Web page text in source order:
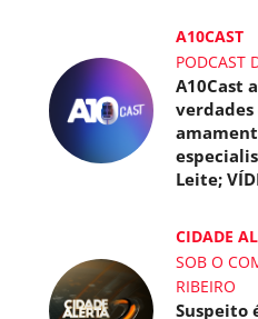
A10CAST
PODCAST
A10Cast
verdades
Leite;
CIDADE
SOB O
RIBEIRO
Suspeito